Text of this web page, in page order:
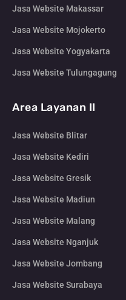
Jasa Website Makassar
Jasa Website Mojokerto
Jasa Website Yogyakarta
Jasa Website Tulungagung
Area Layanan II
Jasa Website Blitar
Jasa Website Kediri
Jasa Website Gresik
Jasa Website Madiun
Jasa Website Malang
Jasa Website Nganjuk
Jasa Website Jombang
Jasa Website Surabaya